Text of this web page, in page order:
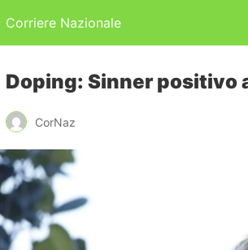
Corriere Nazionale
Doping: Sinner positivo
CorNaz